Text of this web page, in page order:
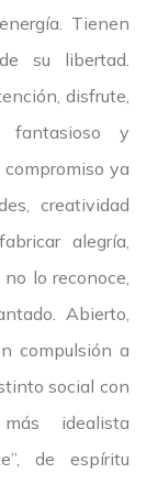
Tienen
su libertad.
disfrute,
fantasioso y
ya
creatividad
alegría,
lo reconoce,
Abierto,
compulsión a
social con
idealista
de espíritu